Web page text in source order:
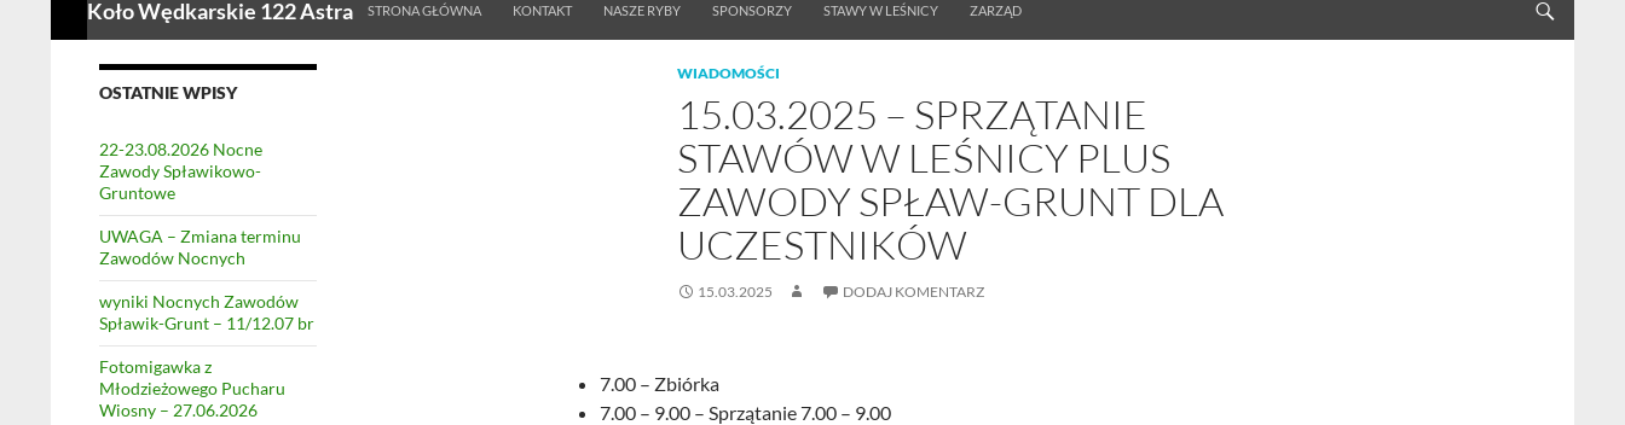
Koło Wędkarskie 122 Astra STRONA GŁÓWNA KONTAKT NASZE RYBY SPONSORZY STAWY W LEŚNICY ZARZĄD
WIADOMOŚCI
15.03.2025 – SPRZĄTANIE
STAWÓW W LEŚNICY PLUS
ZAWODY SPŁAW-GRUNT DLA
UCZESTNIKÓW
15.03.2025 DODAJ KOMENTARZ
7.00 – Zbiórka
7.00 – 9.00 – Sprzątanie 7.00 – 9.00
OSTATNIE WPISY
22-23.08.2026 Nocne
Zawody Spławikowo-
Gruntowe
UWAGA – Zmiana terminu
Zawodów Nocnych
wyniki Nocnych Zawodów
Spławik-Grunt – 11/12.07 br
Fotomigawka z
Młodzieżowego Pucharu
Wiosny – 27.06.2026